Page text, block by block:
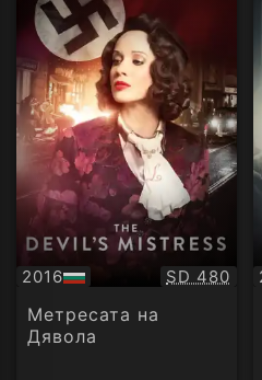
2016
БГ
аудио
Качество:
SD 480
Метресата на
Дявола